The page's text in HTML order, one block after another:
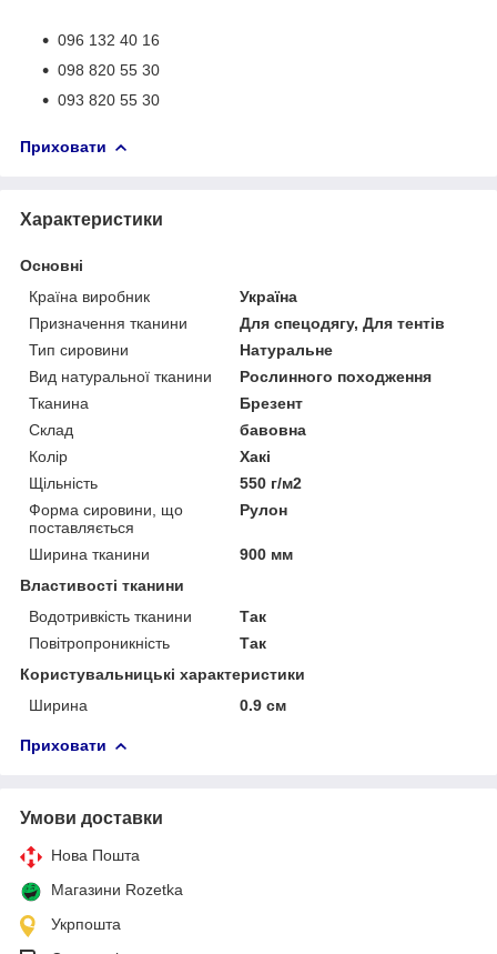
096 132 40 16
098 820 55 30
093 820 55 30
Приховати
Характеристики
Основні
Країна виробник
Україна
Призначення тканини
Для спецодягу, Для тентів
Тип сировини
Натуральне
Вид натуральної тканини
Рослинного походження
Тканина
Брезент
Склад
бавовна
Колір
Хакі
Щільність
550 г/м2
Форма сировини, що
поставляється
Рулон
Ширина тканини
900 мм
Властивості тканини
Водотривкість тканини
Так
Повітропроникність
Так
Користувальницькі характеристики
Ширина
0.9 см
Приховати
Умови доставки
Нова Пошта
Магазини Rozetka
Укрпошта